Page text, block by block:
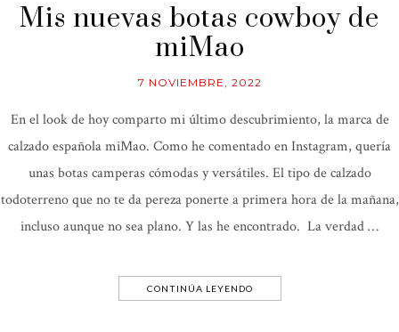
Mis nuevas botas cowboy de
miMao
7 NOVIEMBRE, 2022
En el look de hoy comparto mi último descubrimiento, la marca de
calzado española miMao. Como he comentado en Instagram, quería
unas botas camperas cómodas y versátiles. El tipo de calzado
todoterreno que no te da pereza ponerte a primera hora de la mañana,
incluso aunque no sea plano. Y las he encontrado. La verdad …
CONTINÚA LEYENDO